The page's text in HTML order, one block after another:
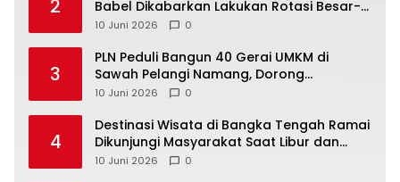
2
Babel Dikabarkan Lakukan Rotasi Besar-
10 Juni 2026 0
3
‎PLN Peduli Bangun 40 Gerai UMKM di
Sawah Pelangi Namang, Dorong
10 Juni 2026 0
4
‎Destinasi Wisata di Bangka Tengah Ramai
Dikunjungi Masyarakat Saat Libur dan
Akhir Pekan
10 Juni 2026 0